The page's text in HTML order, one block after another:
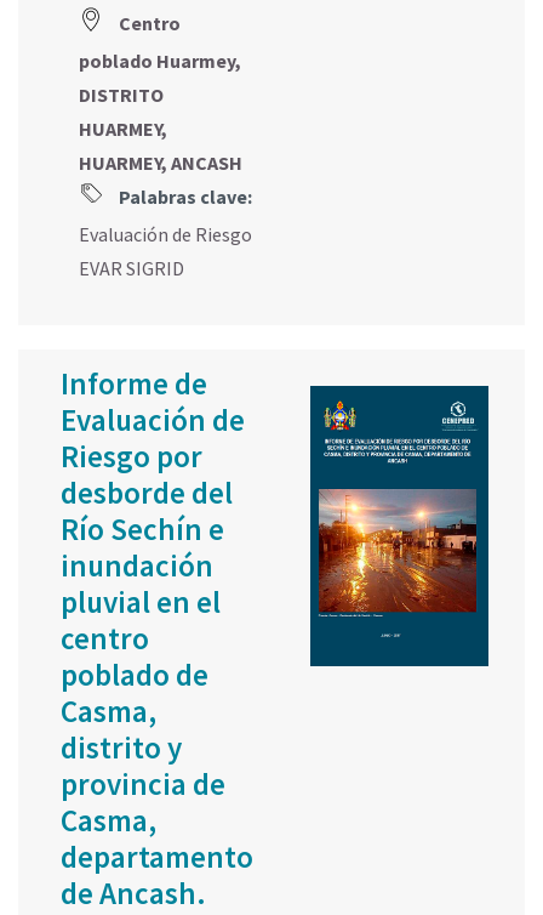
Centro
poblado Huarmey,
DISTRITO
HUARMEY,
HUARMEY, ANCASH
Palabras clave:
Evaluación de Riesgo
EVAR SIGRID
Informe de
Evaluación de
Riesgo por
desborde del
Río Sechín e
inundación
pluvial en el
centro
poblado de
Casma,
distrito y
provincia de
Casma,
departamento
de Ancash.